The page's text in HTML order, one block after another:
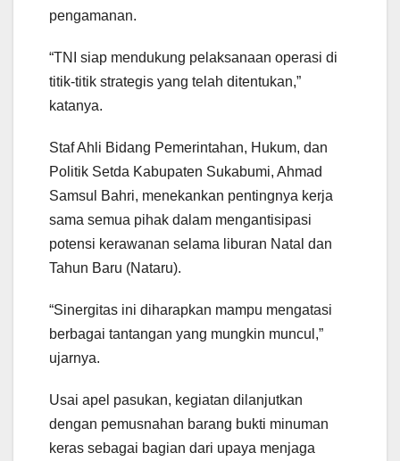
pengamanan.
“TNI siap mendukung pelaksanaan operasi di
titik-titik strategis yang telah ditentukan,”
katanya.
Staf Ahli Bidang Pemerintahan, Hukum, dan
Politik Setda Kabupaten Sukabumi, Ahmad
Samsul Bahri, menekankan pentingnya kerja
sama semua pihak dalam mengantisipasi
potensi kerawanan selama liburan Natal dan
Tahun Baru (Nataru).
“Sinergitas ini diharapkan mampu mengatasi
berbagai tantangan yang mungkin muncul,”
ujarnya.
Usai apel pasukan, kegiatan dilanjutkan
dengan pemusnahan barang bukti minuman
keras sebagai bagian dari upaya menjaga